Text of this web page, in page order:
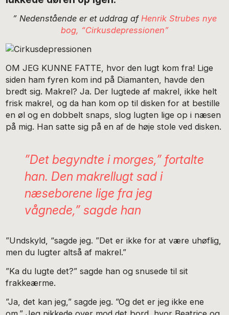
” Nedenstående er et uddrag af Henrik Strubes nye
bog, “Cirkusdepressionen”
OM JEG KUNNE FATTE, hvor den lugt kom fra! Lige
siden ham fyren kom ind på Diamanten, havde den
bredt sig. Makrel? Ja. Der lugtede af makrel, ikke helt
frisk makrel, og da han kom op til disken for at bestille
en øl og en dobbelt snaps, slog lugten lige op i næsen
på mig. Han satte sig på en af de høje stole ved disken.
”Det begyndte i morges,” fortalte
han. Den makrellugt sad i
næseborene lige fra jeg
vågnede,” sagde han
”Undskyld, “sagde jeg. ”Det er ikke for at være uhøflig,
men du lugter altså af makrel.”
”Ka du lugte det?” sagde han og snusede til sit
frakkeærme.
”Ja, det kan jeg,” sagde jeg. ”Og det er jeg ikke ene